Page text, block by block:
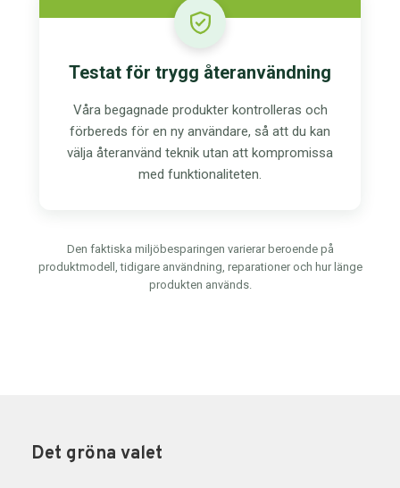
Testat för trygg återanvändning
Våra begagnade produkter kontrolleras och
förbereds för en ny användare, så att du kan
välja återanvänd teknik utan att kompromissa
med funktionaliteten.
Den faktiska miljöbesparingen varierar beroende på
produktmodell, tidigare användning, reparationer och hur länge
produkten används.
Det gröna valet